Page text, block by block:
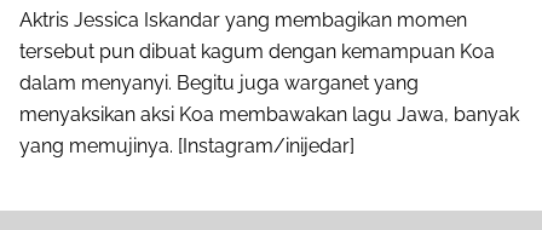
Aktris Jessica Iskandar yang membagikan momen
tersebut pun dibuat kagum dengan kemampuan Koa
dalam menyanyi. Begitu juga warganet yang
menyaksikan aksi Koa membawakan lagu Jawa, banyak
yang memujinya. [Instagram/inijedar]